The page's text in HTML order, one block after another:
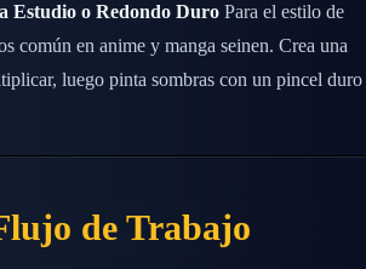
Estudio o Redondo Duro Para el estilo de
común en anime y manga seinen. Crea una
luego pinta sombras con un pincel duro
de Trabajo